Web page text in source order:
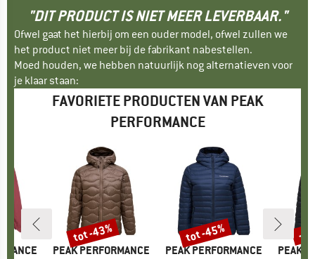
"DIT PRODUCT IS NIET MEER LEVERBAAR."
Ofwel gaat het hierbij om een ouder model, ofwel zullen we
het product niet meer bij de fabrikant nabestellen.
Moed houden, we hebben natuurlijk nog alternatieven voor
je klaar staan:
FAVORIETE PRODUCTEN VAN PEAK
PERFORMANCE
MERK
PEAK PERFORMANCE
Korting
tot -43%
MERK
PEAK PERFORMANCE
Korting
tot -45%
MERK
PEAK
-